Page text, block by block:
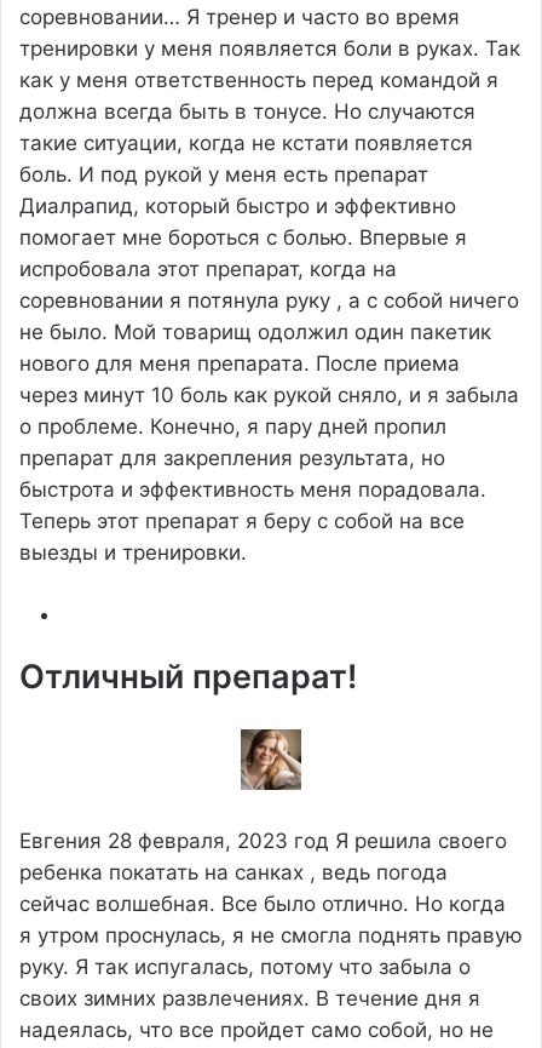
соревновании… Я тренер и часто во время
тренировки у меня появляется боли в руках. Так
как у меня ответственность перед командой я
должна всегда быть в тонусе. Но случаются
такие ситуации, когда не кстати появляется
боль. И под рукой у меня есть препарат
Диалрапид, который быстро и эффективно
помогает мне бороться с болью. Впервые я
испробовала этот препарат, когда на
соревновании я потянула руку , а с собой ничего
не было. Мой товарищ одолжил один пакетик
нового для меня препарата. После приема
через минут 10 боль как рукой сняло, и я забыла
о проблеме. Конечно, я пару дней пропил
препарат для закрепления результата, но
быстрота и эффективность меня порадовала.
Теперь этот препарат я беру с собой на все
выезды и тренировки.
Отличный препарат!
Евгения 28 февраля, 2023 год Я решила своего
ребенка покатать на санках , ведь погода
сейчас волшебная. Все было отлично. Но когда
я утром проснулась, я не смогла поднять правую
руку. Я так испугалась, потому что забыла о
своих зимних развлечениях. В течение дня я
надеялась, что все пройдет само собой, но не